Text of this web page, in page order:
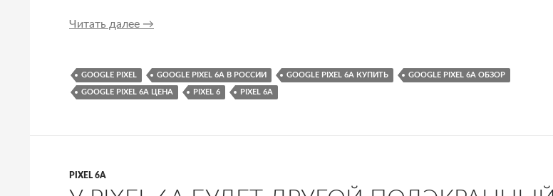
Читать далее Вот так выглядят фирменные чехлы для Google Pixel 6a
→
GOOGLE PIXEL GOOGLE PIXEL 6A В РОССИИ GOOGLE PIXEL 6A КУПИТЬ GOOGLE PIXEL 6A ОБЗОР
GOOGLE PIXEL 6A ЦЕНА PIXEL 6 PIXEL 6A
PIXEL 6A